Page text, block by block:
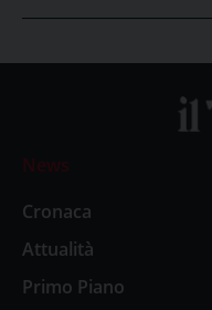
News
Cronaca
Attualità
Primo Piano